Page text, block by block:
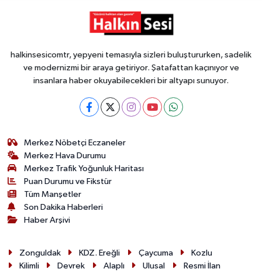
halkinsesicomtr, yepyeni temasıyla sizleri buluştururken, sadelik
ve modernizmi bir araya getiriyor. Şatafattan kaçınıyor ve
insanlara haber okuyabilecekleri bir altyapı sunuyor.
Merkez Nöbetçi Eczaneler
Merkez Hava Durumu
Merkez Trafik Yoğunluk Haritası
Puan Durumu ve Fikstür
Tüm Manşetler
Son Dakika Haberleri
Haber Arşivi
Zonguldak KDZ. Ereğli Çaycuma
Kozlu
Kilimli
Devrek Alaplı Ulusal Resmi İlan